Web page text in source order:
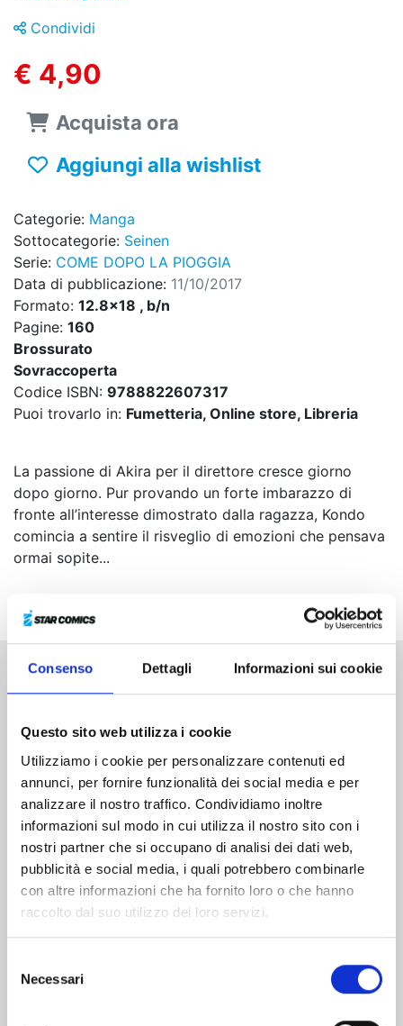
Consenso Dettagli Informazioni sui cookie
Questo sito web utilizza i cookie
Utilizziamo i cookie per personalizzare contenuti ed
annunci, per fornire funzionalità dei social media e per
analizzare il nostro traffico. Condividiamo inoltre
informazioni sul modo in cui utilizza il nostro sito con i
nostri partner che si occupano di analisi dei dati web,
pubblicità e social media, i quali potrebbero combinarle
con altre informazioni che ha fornito loro o che hanno
raccolto dal suo utilizzo dei loro servizi.
delNecessari
Condividi
€ 4,90
Acquista ora
Aggiungi alla wishlist
Categorie: Manga
Sottocategorie: Seinen
Serie: COME DOPO LA PIOGGIA
Data di pubblicazione: 11/10/2017
Formato: 12.8x18 , b/n
Pagine: 160
Brossurato
Sovraccoperta
Codice ISBN: 9788822607317
Puoi trovarlo in: Fumetteria, Online store, Libreria
La passione di Akira per il direttore cresce giorno
dopo giorno. Pur provando un forte imbarazzo di
fronte all’interesse dimostrato dalla ragazza, Kondo
comincia a sentire il risveglio di emozioni che pensava
ormai sopite...
Altri volumi della serie